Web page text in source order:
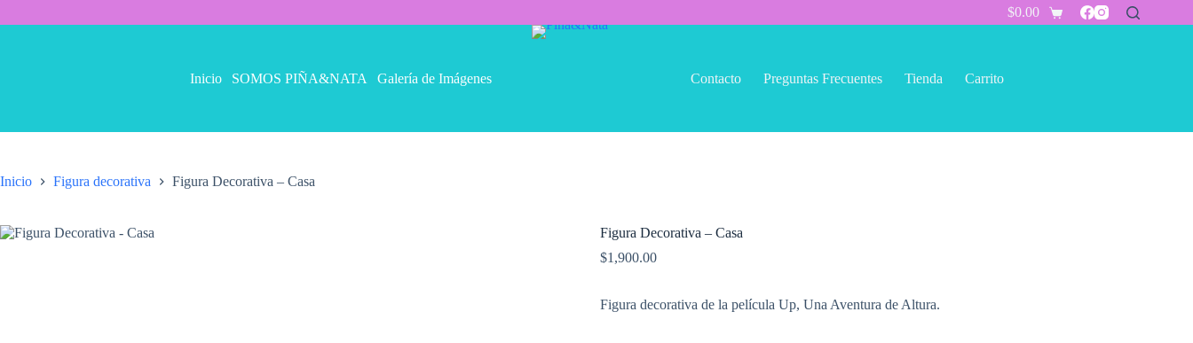
al
Carro
$0.00
Inicio SOMOS PIÑA&NATA Galería de Imágenes Contacto Preguntas Frecuentes Tienda Carrito
Inicio Figura decorativa Figura Decorativa – Casa
Figura Decorativa – Casa
$1,900.00
Figura decorativa de la película Up, Una Aventura de Altura.